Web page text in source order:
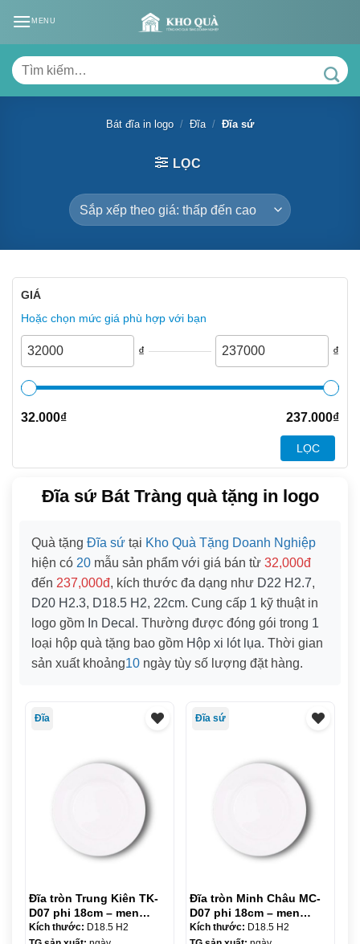
MENU
Tìm
kiếm:
Bát đĩa in logo / Đĩa / Đĩa sứ
LỌC
GIÁ
Hoặc chọn mức giá phù hợp với bạn
₫ ₫
32.000₫ 237.000₫
LỌC
Đĩa sứ Bát Tràng quà tặng in logo
Quà tặng Đĩa sứ tại Kho Quà Tặng Doanh Nghiệp
hiện có 20 mẫu sản phẩm với giá bán từ 32,000đ
đến 237,000đ, kích thước đa dạng như D22 H2.7,
D20 H2.3, D18.5 H2, 22cm. Cung cấp 1 kỹ thuật in
logo gồm In Decal . Thường được đóng gói trong 1
loại hộp quà tặng bao gồm Hộp xi lót lụa. Thời gian
sản xuất khoảng10 ngày tùy số lượng đặt hàng.
Đĩa
Đĩa tròn Trung Kiên TK-
D07 phi 18cm – men
trắng
Kích thước: D18.5 H2
Đĩa sứ
Đĩa tròn Minh Châu MC-
D07 phi 18cm – men
trắng
Kích thước: D18.5 H2